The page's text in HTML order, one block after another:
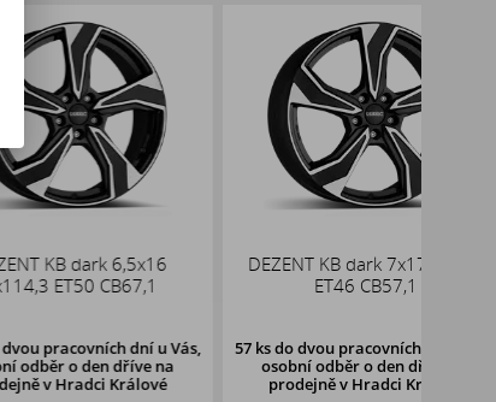
6,5x16
CB67,1
dní u Vás,
dřívena
Králové
DEZENT KB dark 7x17 5x112
ET46 CB57,1
57 ksdo dvou pracovních dní u Vás,
osobní odběr o den dřívena
prodejně v Hradci Králové